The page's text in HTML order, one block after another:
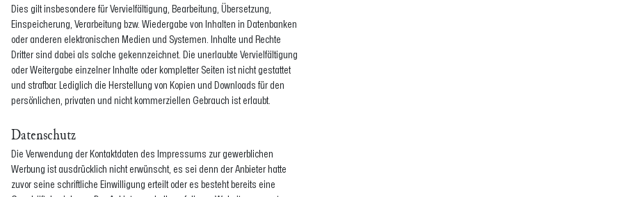
Dies gilt insbesondere für Vervielfältigung, Bearbeitung, Übersetzung,
Einspeicherung, Verarbeitung bzw. Wiedergabe von Inhalten in Datenbanken
oder anderen elektronischen Medien und Systemen. Inhalte und Rechte
Dritter sind dabei als solche gekennzeichnet. Die unerlaubte Vervielfältigung
oder Weitergabe einzelner Inhalte oder kompletter Seiten ist nicht gestattet
und strafbar. Lediglich die Herstellung von Kopien und Downloads für den
persönlichen, privaten und nicht kommerziellen Gebrauch ist erlaubt.
Datenschutz
Die Verwendung der Kontaktdaten des Impressums zur gewerblichen
Werbung ist ausdrücklich nicht erwünscht, es sei denn der Anbieter hatte
zuvor seine schriftliche Einwilligung erteilt oder es besteht bereits eine